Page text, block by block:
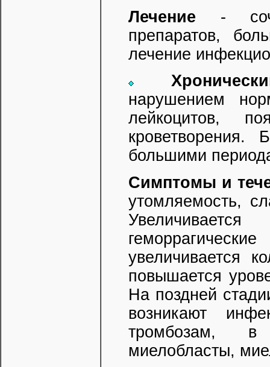
Лечение -
препаратов,
лечение
нарушением
лейкоцитов,
кроветворения.
большими
Симптомы и
утомляемость,
увеличивается
повышается
На поздней
возникают
тромбозам, в
миелобласты,